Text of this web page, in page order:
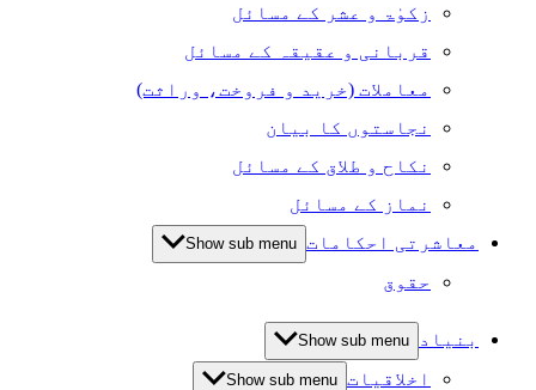
زکوٰۃ و عشر کے مسائل
قربانی و عقیقہ کے مسائل
معاملات (خرید و فروخت، وراثت)
نجاستوں کا بیان
نکاح و طلاق کے مسائل
نماز کے مسائل
معاشرتی احکامات Show sub menu
حقوق
بنیاد Show sub menu
اخلاقیات Show sub menu